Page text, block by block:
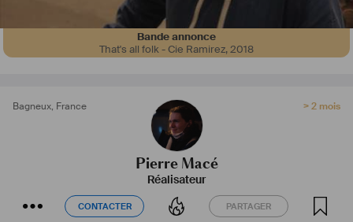
Bande annonce
That's all folk - Cie Ramirez,2018
Bagneux, France > 2 mois
Pierre Macé
Réalisateur
CONTACTER PARTAGER
CONTACTER PARTAGER